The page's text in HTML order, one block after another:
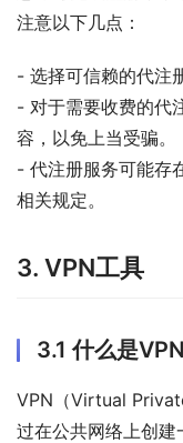
注意以下几点：
- 选择可信赖的代注
- 对于需要收费的代
容，以免上当受骗。
- 代注册服务可能存
相关规定。
3. VPN工具
3.1 什么是VPN
VPN（Virtual
过在公共网络上创